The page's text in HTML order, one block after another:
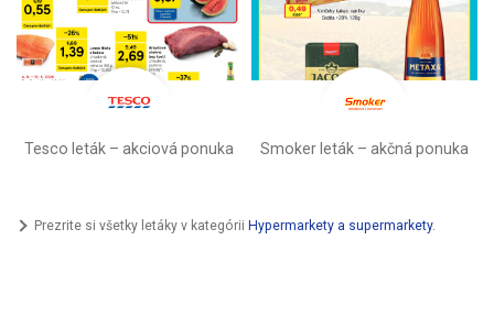
Tesco leták – akciová ponuka Smoker leták – akčná ponuka
Prezrite si všetky letáky v kategórii Hypermarkety a supermarkety.